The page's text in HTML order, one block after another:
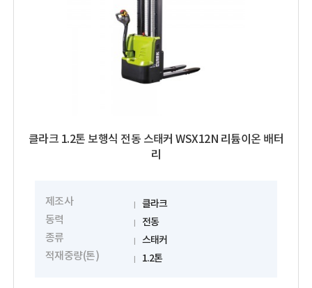
클라크 1.2톤 보행식 전동 스태커 WSX12N 리튬이온 배터
리
제조사
클라크
동력
전동
종류
스태커
적재중량(톤)
1.2톤